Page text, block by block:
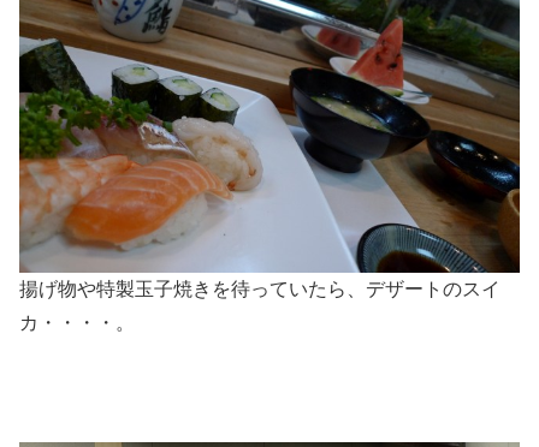
揚げ物や特製玉子焼きを待っていたら、デザートのスイ
カ・・・・。